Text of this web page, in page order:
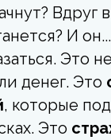
Вдруг
И
Это
денег. Это
, которые
Это